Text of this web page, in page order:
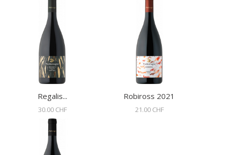
Regalis...
30.00 CHF
Robiross 2021
21.00 CHF